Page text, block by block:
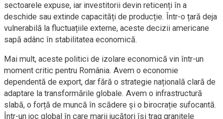
sectoarele expuse, iar investitorii devin reticenți în a
deschide sau extinde capacități de producție. Într-o țară deja
vulnerabilă la fluctuațiile externe, aceste decizii americane
sapă adânc în stabilitatea economică.
Mai mult, aceste politici de izolare economică vin într-un
moment critic pentru România. Avem o economie
dependentă de export, dar fără o strategie națională clară de
adaptare la transformările globale. Avem o infrastructură
slabă, o forță de muncă în scădere și o birocrație sufocantă.
Într-un joc global în care marii jucători își trag granițele